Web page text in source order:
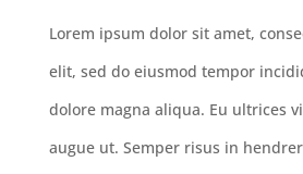
Lorem ipsum dolor sit amet,
elit, sed do eiusmod tempor
dolore magna aliqua. Eu ultrices
augue ut. Semper risus in